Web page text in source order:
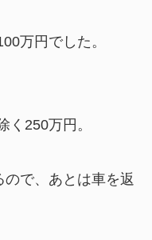
万円でした。
く250万円。
で、あとは車を返